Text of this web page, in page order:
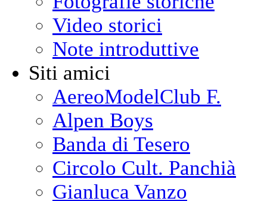
Video storici
Note introduttive
Siti amici
AereoModelClub F.
Alpen Boys
Banda di Tesero
Circolo Cult. Panchià
Gianluca Vanzo